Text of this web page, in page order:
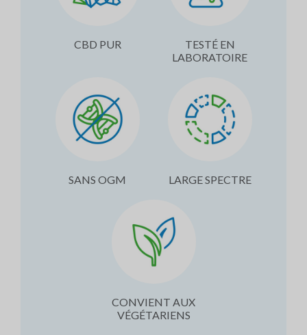
CBD PUR
TESTÉ EN
LABORATOIRE
SANS OGM LARGE SPECTRE
CONVIENT AUX
VÉGÉTARIENS